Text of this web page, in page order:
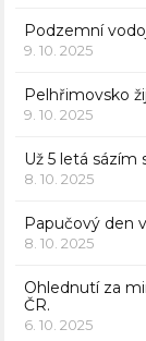
Podzemní
9. 10. 2025
Pelhřimovsko
9. 10. 2025
Už 5 letá sázím
8. 10. 2025
Papučový den
8. 10. 2025
Ohlednutí za
ČR.
6. 10. 2025